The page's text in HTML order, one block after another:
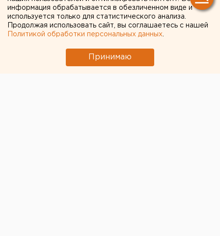
система машинного зрения
информация обрабатывается в обезличенном виде и
используется только для статистического анализа.
Продолжая использовать сайт, вы соглашаетесь с нашей
Политикой обработки персональных данных
Принимаю